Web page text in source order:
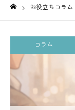
お役立ちコラム
コラム